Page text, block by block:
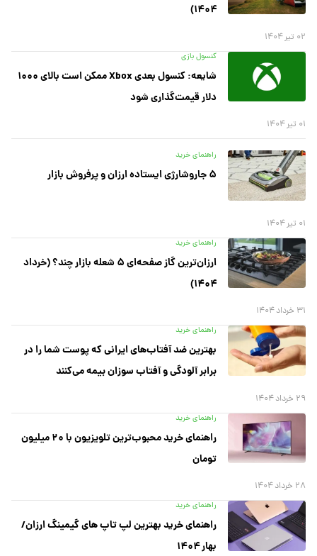
۱۴۰۴)
۰۲ تیر ۱۴۰۴
کنسول بازی
شایعه: کنسول بعدی Xbox ممکن است بالای ۱۰۰۰
دلار قیمت‌گذاری شود
۰۱ تیر ۱۴۰۴
راهنمای خرید
۵ جاروشارژی ایستاده ارزان و پرفروش بازار
۰۱ تیر ۱۴۰۴
راهنمای خرید
ارزان‌ترین گاز صفحه‌ای ۵ شعله بازار چند؟ (خرداد
۱۴۰۴)
۳۱ خرداد ۱۴۰۴
راهنمای خرید
بهترین ضد آفتاب‌های ایرانی که پوست شما را در
برابر آلودگی و آفتاب سوزان بیمه می‌کنند
۲۹ خرداد ۱۴۰۴
راهنمای خرید
راهنمای خرید محبوب‌ترین تلویزیون با ۲۰ میلیون
تومان
۲۸ خرداد ۱۴۰۴
راهنمای خرید
راهنمای خرید بهترین لپ تاپ های گیمینگ ارزان/
بهار ۱۴۰۴